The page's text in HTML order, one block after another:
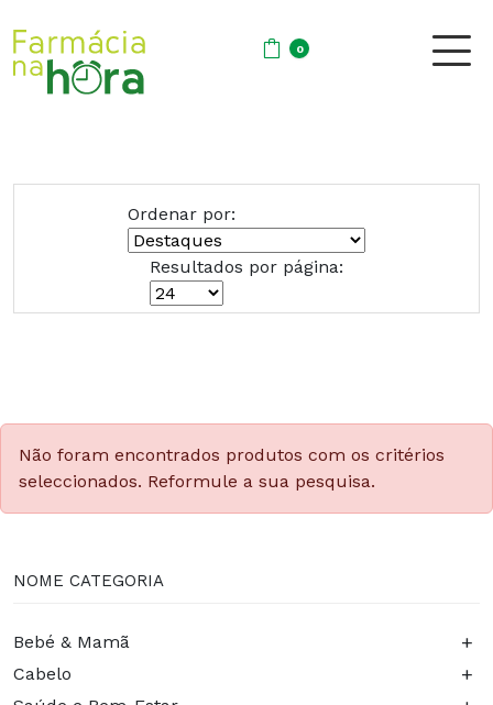
0
Ordenar por:
Resultados por página:
Não foram encontrados produtos com os critérios
seleccionados. Reformule a sua pesquisa.
NOME CATEGORIA
Bebé & Mamã +
Cabelo +